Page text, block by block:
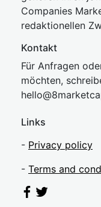
Companies
redaktionellen
Kontakt
Für Anfragen
möchten,
hello@8market
Links
- Privacy policy
- Terms and